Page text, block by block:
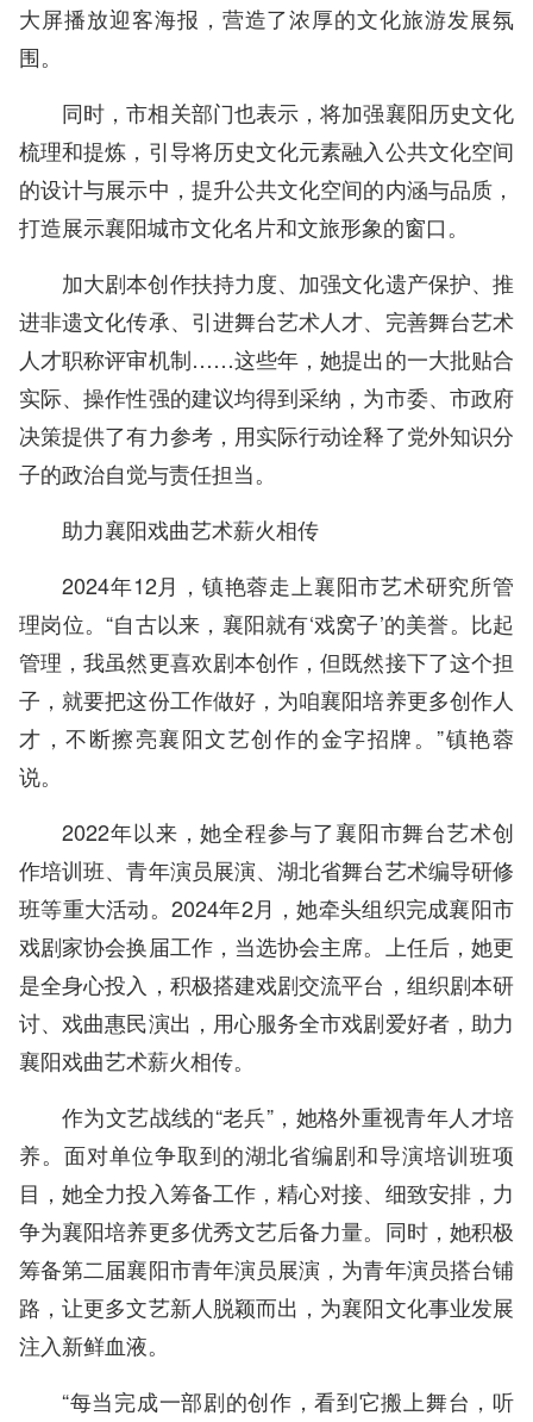
大屏播放迎客海报，营造了浓厚的文化旅游发展氛
围。
同时，市相关部门也表示，将加强襄阳历史文化
梳理和提炼，引导将历史文化元素融入公共文化空间
的设计与展示中，提升公共文化空间的内涵与品质，
打造展示襄阳城市文化名片和文旅形象的窗口。
加大剧本创作扶持力度、加强文化遗产保护、推
进非遗文化传承、引进舞台艺术人才、完善舞台艺术
人才职称评审机制……这些年，她提出的一大批贴合
实际、操作性强的建议均得到采纳，为市委、市政府
决策提供了有力参考，用实际行动诠释了党外知识分
子的政治自觉与责任担当。
助力襄阳戏曲艺术薪火相传
2024年12月，镇艳蓉走上襄阳市艺术研究所管
理岗位。“自古以来，襄阳就有‘戏窝子’的美誉。比起
管理，我虽然更喜欢剧本创作，但既然接下了这个担
子，就要把这份工作做好，为咱襄阳培养更多创作人
才，不断擦亮襄阳文艺创作的金字招牌。”镇艳蓉
说。
2022年以来，她全程参与了襄阳市舞台艺术创
作培训班、青年演员展演、湖北省舞台艺术编导研修
班等重大活动。2024年2月，她牵头组织完成襄阳市
戏剧家协会换届工作，当选协会主席。上任后，她更
是全身心投入，积极搭建戏剧交流平台，组织剧本研
讨、戏曲惠民演出，用心服务全市戏剧爱好者，助力
襄阳戏曲艺术薪火相传。
作为文艺战线的“老兵”，她格外重视青年人才培
养。面对单位争取到的湖北省编剧和导演培训班项
目，她全力投入筹备工作，精心对接、细致安排，力
争为襄阳培养更多优秀文艺后备力量。同时，她积极
筹备第二届襄阳市青年演员展演，为青年演员搭台铺
路，让更多文艺新人脱颖而出，为襄阳文化事业发展
注入新鲜血液。
“每当完成一部剧的创作，看到它搬上舞台，听